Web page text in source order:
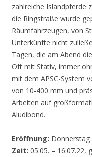
zahlreiche Islandpferde
die Ringstraße wurde
Räumfahrzeugen, von
Unterkünfte nicht
Tagen, die am Abend
Oft mit Stativ, immer
mit dem APSC-System
von 10-400 mm und
Arbeiten auf
Aludibond.
Eröffnung: Donnerstag
Zeit: 05.05. – 16.07.22,